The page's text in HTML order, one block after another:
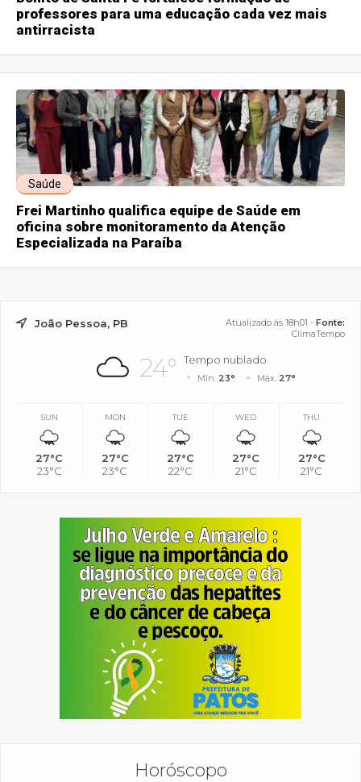
professores para uma educação cada vez mais
antirracista
Saúde
Frei Martinho qualifica equipe de Saúde em
oficina sobre monitoramento da Atenção
Especializada na Paraíba
João Pessoa, PB Atualizado às 18h01 - Fonte:
ClimaTempo
24° Tempo nublado
Mín. 23° Máx. 27°
SUN
27°C
23°C
MON
27°C
23°C
TUE
27°C
22°C
WED
27°C
21°C
THU
27°C
21°C
Horóscopo